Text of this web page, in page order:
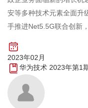
安等多种技术元素全面升
手推进Net5.5G联合创新
2023年02月
华为技术 2023年第1